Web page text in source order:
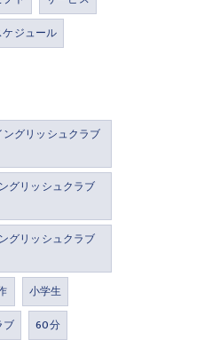
ケジュール
グリッシュクラブ
グリッシュクラブ
グリッシュクラブ
小学生
ブ
60分